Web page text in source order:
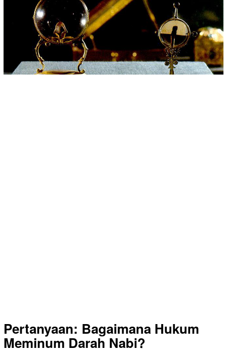
Pertanyaan: Bagaimana Hukum
Meminum Darah Nabi?